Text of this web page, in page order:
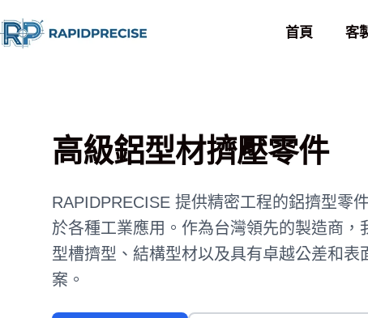
首頁 客
高級鋁型材擠壓零件
RAPIDPRECISE 提供精密工程的鋁擠型零
於各種工業應用。作為台灣領先的製造商，
型槽擠型、結構型材以及具有卓越公差和表
案。